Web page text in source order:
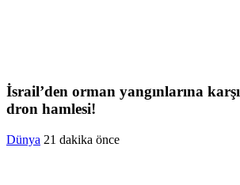
İsrail’den orman yangınlarına
dron hamlesi!
Dünya 21 dakika önce